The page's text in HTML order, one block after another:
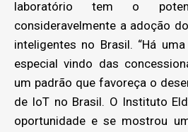
laboratório tem o
consideravelmente a adoção
inteligentes no Brasil. “Há
especial vindo das
um padrão que favoreça o
de IoT no Brasil. O Instituto
oportunidade e se mostrou